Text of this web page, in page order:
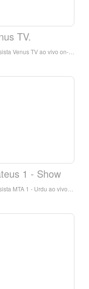
TV.
TV ao vivo on-line, Venus TV HD Live Streaming, Venus TV Watch TV ao vivo da Inglaterra
1 - Show
- Urdu ao vivo on-line, MTA 1 - Urdu HD Live Streaming, MTA 1 - Urdu Assista TV ao vivo da Inglaterra